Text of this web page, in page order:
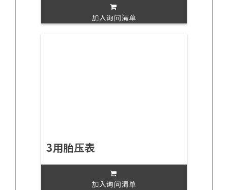
加入询问清单
3用胎压表
加入询问清单